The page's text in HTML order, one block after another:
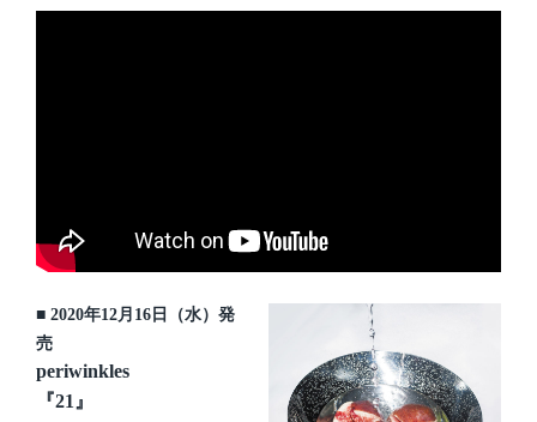
■ 2020年12月16日（水）発
売
periwinkles
『21』